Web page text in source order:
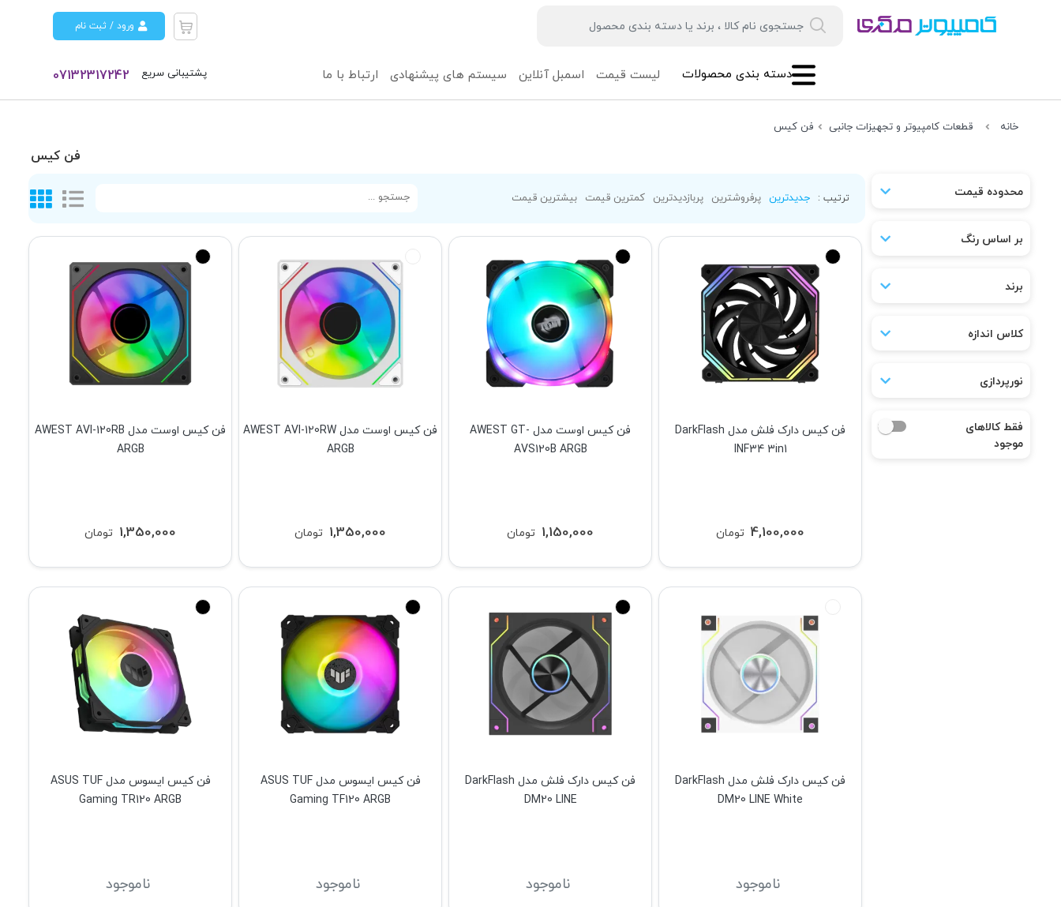
ورود / ثبت نام
07132317242 پشتیبانی سریع لیست قیمت اسمبل آنلاین سیستم های پیشنهادی ارتباط با ما دسته بندی محصولات
خانه قطعات کامپیوتر و تجهیزات جانبی فن کیس
فن کیس
ترتیب : جدیدترین پرفروشترین پربازدیدترین کمترین قیمت بیشترین قیمت
فن کیس دارک فلش مدل DarkFlash
INF34 3in1
تومان 4,100,000
فن کیس اوست مدل AWEST GT-
AVS120B ARGB
تومان 1,150,000
فن کیس اوست مدل AWEST AVI-120RW
ARGB
تومان 1,350,000
فن کیس اوست مدل AWEST AVI-120RB
ARGB
تومان 1,350,000
فن کیس دارک فلش مدل DarkFlash
DM20 LINE White
ناموجود
فن کیس دارک فلش مدل DarkFlash
DM20 LINE
ناموجود
فن کیس ایسوس مدل ASUS TUF
Gaming TF120 ARGB
ناموجود
فن کیس ایسوس مدل ASUS TUF
Gaming TR120 ARGB
ناموجود
محدوده قیمت
بر اساس رنگ
برند
کلاس اندازه
نورپردازی
فقط کالاهای
موجود